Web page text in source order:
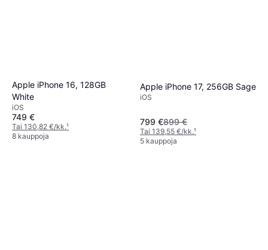
Apple iPhone 16, 128GB
White
iOS
749 €
Tai 130,82 €/kk.¹
8 kauppoja
Apple iPhone 17, 256GB Sage
iOS
799 €899 €
Tai 139,55 €/kk.¹
5 kauppoja